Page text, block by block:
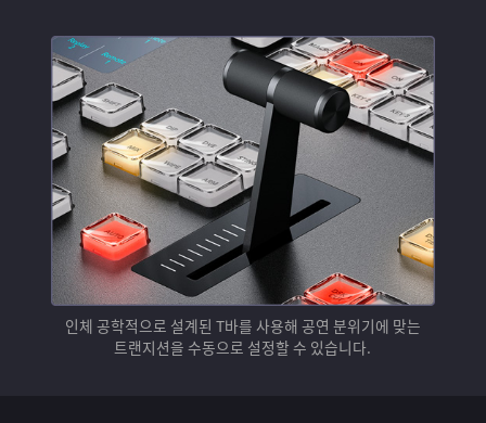
인체 공학적으로 설계된 T바를 사용해 공연 분위기에 맞는
트랜지션을 수동으로 설정할 수 있습니다.